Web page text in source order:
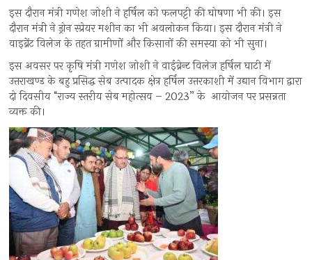
इस दौरान मंत्री गणेश जोशी ने हर्षिल को फलपट्टी की घोषणा भी की। इस
दौरान मंत्री ने ड्रोन स्प्रेयर मशीन का भी अवलोकन किया। इस दौरान मंत्री ने
वाइब्रेंट विलेज के तहत ग्रामीणों और किसानों की समस्या को भी सुना।
इस अवसर पर कृषि मंत्री गणेश जोशी ने वाईब्रेन्ट विलेज हर्षिल घाटी में
उत्तराखण्ड के बहु प्रसिद्ध सेब उत्पादक क्षेत्र हर्षिल उत्तरकाशी में उद्यान विभाग द्वारा
दो दिवसीय “राज्य स्तरीय सेब महोत्सव – 2023” के आयोजन पर प्रसन्नता
व्यक्त की।